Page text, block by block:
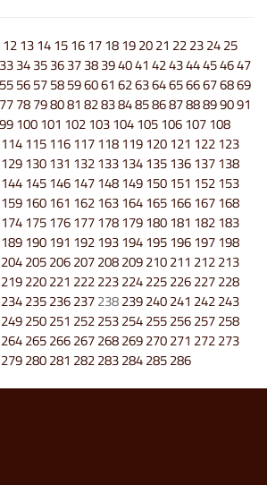
12131415161718192021 22232425
333435363738394041 424344454647
55565758596061 6263646566676869
7778798081 82838485868788899091
99100101 102103104105106107108
114115116117118119120121 122123
129130131 132133134135136137138
144145146147148149150151 152153
159160161 162163164165166167168
174175176177178179180181 182183
189190191 192193194195196197198
204205206207208209210211 212213
219220221 222223224225226227228
234235236237238239240241 242243
249250251 252253254255256257258
264265266267268269270271 272273
279280281 282283284285286